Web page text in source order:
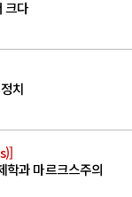
크다
치
학과 마르크스주의